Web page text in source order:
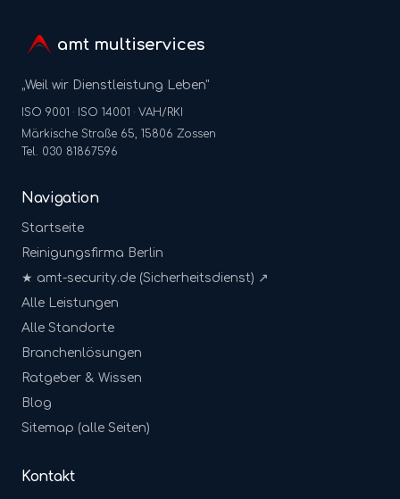
amt multiservices
„Weil wir Dienstleistung Leben"
ISO 9001 · ISO 14001 · VAH/RKI
Märkische Straße 65, 15806 Zossen
Tel. 030 81867596
Navigation
Startseite
Reinigungsfirma Berlin
★ amt-security.de (Sicherheitsdienst) ↗
Alle Leistungen
Alle Standorte
Branchenlösungen
Ratgeber & Wissen
Blog
Sitemap (alle Seiten)
Kontakt